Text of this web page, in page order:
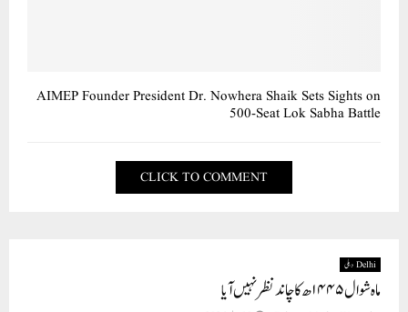
AIMEP Founder President Dr. Nowhera Shaik Sets Sights on
500-Seat Lok Sabha Battle
CLICK TO COMMENT
Delhi دہلی
ماہ شوال ۱۴۴۵ھ کاچاند نظرنہیں آیا